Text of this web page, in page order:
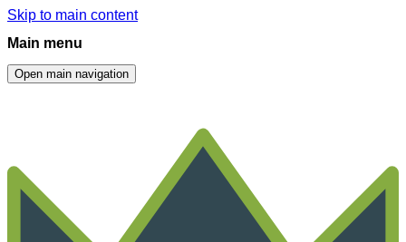
Skip to main content
Main menu
Open main navigation